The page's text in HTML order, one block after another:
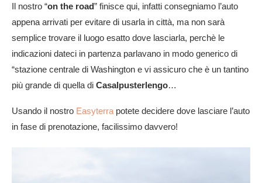
Il nostro “on the road” finisce qui, infatti consegniamo l’auto
appena arrivati per evitare di usarla in città, ma non sarà
semplice trovare il luogo esatto dove lasciarla, perchè le
indicazioni dateci in partenza parlavano in modo generico di
“stazione centrale di Washington e vi assicuro che è un tantino
più grande di quella di Casalpusterlengo…
Usando il nostro Easyterra potete decidere dove lasciare l’auto
in fase di prenotazione, facilissimo davvero!